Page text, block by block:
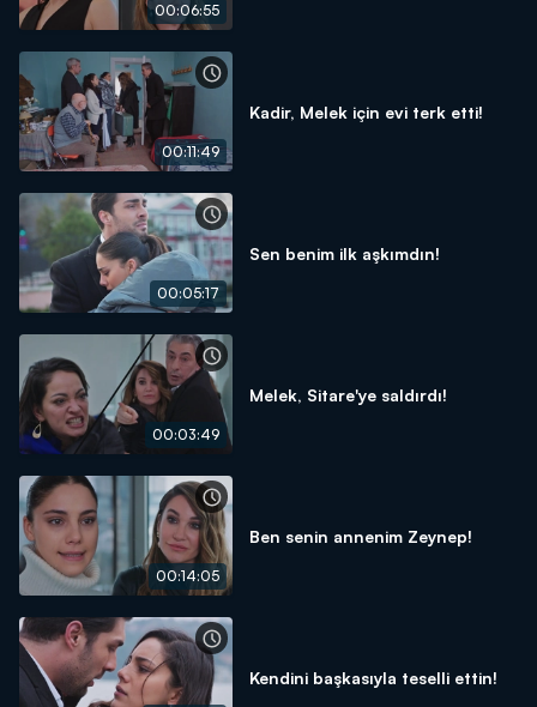
00:06:55
00:11:49
Kadir, Melek için evi terk etti!
00:05:17
Sen benim ilk aşkımdın!
00:03:49
Melek, Sitare'ye saldırdı!
00:14:05
Ben senin annenim Zeynep!
Kendini başkasıyla teselli ettin!